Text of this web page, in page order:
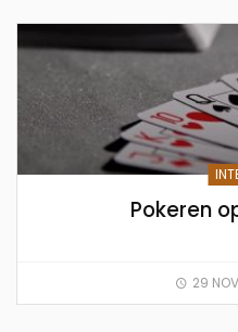
Pokeren
29